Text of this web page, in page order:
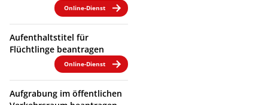
Online-Dienst
Aufenthaltstitel für
Flüchtlinge beantragen
Online-Dienst
Aufgrabung im öffentlichen